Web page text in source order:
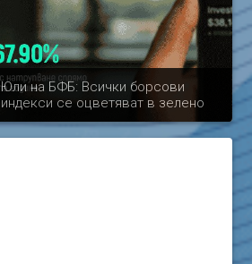
Юли на БФБ: Всички борсови
индекси се оцветяват в зелено